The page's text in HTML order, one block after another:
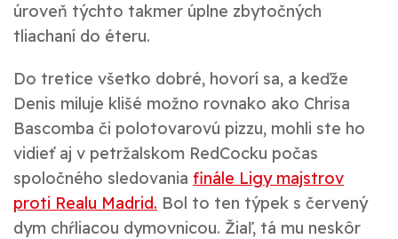
úroveň týchto takmer úplne zbytočných
tliachaní do éteru.
Do tretice všetko dobré, hovorí sa, a keďže
Denis miluje klišé možno rovnako ako Chrisa
Bascomba či polotovarovú pizzu, mohli ste ho
vidieť aj v petržalskom RedCocku počas
spoločného sledovania finále Ligy majstrov
proti Realu Madrid. Bol to ten týpek s červený
dym chŕliacou dymovnicou. Žiaľ, tá mu neskôr